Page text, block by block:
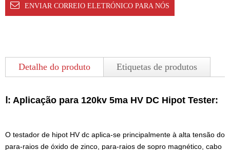
ENVIAR CORREIO ELETRÓNICO PARA NÓS
Detalhe do produto Etiquetas de produtos
Ⅰ: Aplicação para 120kv 5ma HV DC Hipot Tester:
O testador de hipot HV dc aplica-se principalmente à alta tensão do
para-raios de óxido de zinco, para-raios de sopro magnético, cabo